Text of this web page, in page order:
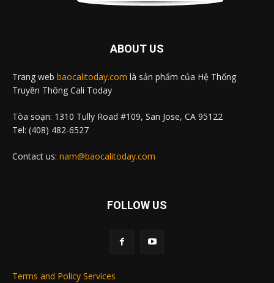
ABOUT US
Trang web baocalitoday.com là sản phẩm của Hệ Thống
Truyền Thông Cali Today
Tòa soạn: 1310 Tully Road #109, San Jose, CA 95122
Tel: (408) 482-6527
Contact us: nam@baocalitoday.com
FOLLOW US
Terms and Policy Services